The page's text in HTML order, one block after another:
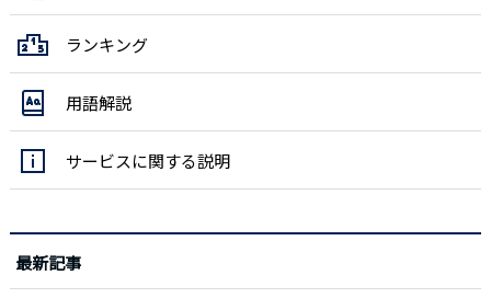
ランキング
用語解説
サービスに関する説明
最新記事